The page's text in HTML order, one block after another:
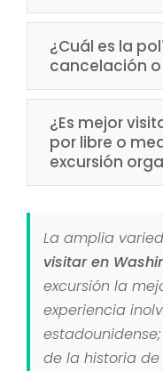
¿Cuál es la
cancelación
¿Es mejor
por libre o
excursión
La amplia
visitar en
excursión la
experiencia
de la historia